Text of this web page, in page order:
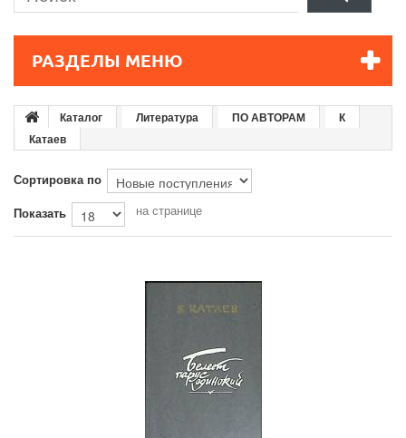
РАЗДЕЛЫ МЕНЮ
Каталог Литература ПО АВТОРАМ
К
Катаев
Сортировка по
Показать
на странице